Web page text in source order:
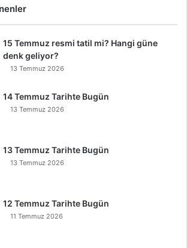
15 Temmuz resmi tatil mi? Hangi güne
denk geliyor?
13 Temmuz 2026
14 Temmuz Tarihte Bugün
13 Temmuz 2026
13 Temmuz Tarihte Bugün
13 Temmuz 2026
12 Temmuz Tarihte Bugün
11 Temmuz 2026